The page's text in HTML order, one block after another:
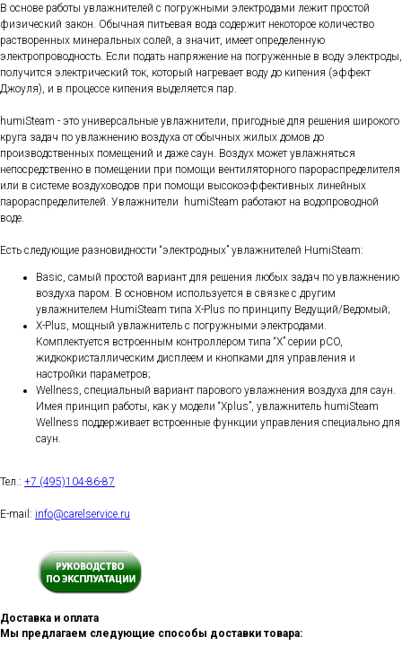
В основе работы увлажнителей с погружными электродами лежит простой
физический закон. Обычная питьевая вода содержит некоторое количество
растворенных минеральных солей, а значит, имеет определенную
электропроводность. Если подать напряжение на погруженные в воду электроды,
получится электрический ток, который нагревает воду до кипения (эффект
Джоуля), и в процессе кипения выделяется пар.
humiSteam - это универсальные увлажнители, пригодные для решения широкого
круга задач по увлажнению воздуха от обычных жилых домов до
производственных помещений и даже саун. Воздух может увлажняться
непосредственно в помещении при помощи вентиляторного парораспределителя
или в системе воздуховодов при помощи высокоэффективных линейных
парораспределителей. Увлажнители humiSteam работают на водопроводной
воде.
Есть следующие разновидности “электродных” увлажнителей HumiSteam:
Basic, самый простой вариант для решения любых задач по увлажнению
воздуха паром. В основном используется в связке с другим
увлажнителем HumiSteam типа X-Plus по принципу Ведущий/Ведомый;
X-Plus, мощный увлажнитель с погружными электродами.
Комплектуется встроенным контроллером типа “X” серии pCO,
жидкокристаллическим дисплеем и кнопками для управления и
настройки параметров;
Wellness, специальный вариант парового увлажнения воздуха для саун.
Имея принцип работы, как у модели “Xplus”, увлажнитель humiSteam
Wellness поддерживает встроенные функции управления специально для
саун.
Тел.: +7 (495)104-86-87
E-mail: info@carelservice.ru
Доставка и оплата
Мы предлагаем следующие способы доставки товара: